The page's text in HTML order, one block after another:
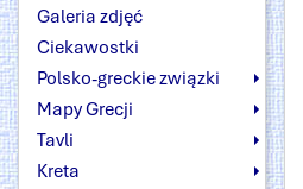
Galeria zdjęć
Ciekawostki
Polsko-greckie związki
Mapy Grecji
Tavli
Kreta